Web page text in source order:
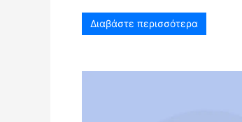
Διαβάστε περισσότερα